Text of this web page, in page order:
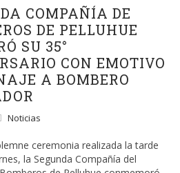
COMPAÑÍA DE
DE PELLUHUE
SU 35°
CON EMOTIVO
A BOMBERO
Noticias
ceremonia realizada la tarde
la Segunda Compañía del